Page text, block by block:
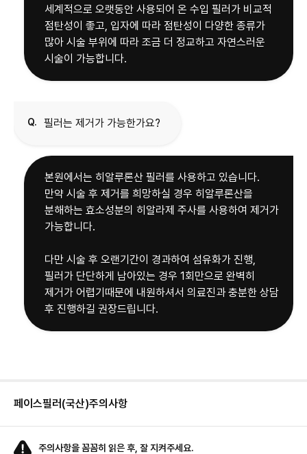
세계적으로 오랫동안 사용되어 온 수입 필러가 비교적
점탄성이 좋고, 입자에 따라 점탄성이 다양한 종류가
많아 시술 부위에 따라 조금 더 정교하고 자연스러운
시술이 가능합니다.
Q. 필러는 제거가 가능한가요?
본원에서는 히알루론산 필러를 사용하고 있습니다.
만약 시술 후 제거를 희망하실 경우 히알루론산을
분해하는 효소성분의 히알라제 주사를 사용하여 제거가
가능합니다.
다만 시술 후 오랜기간이 경과하여 섬유화가 진행,
필러가 단단하게 남아있는 경우 1회만으로 완벽히
제거가 어렵기때문에 내원하셔서 의료진과 충분한 상담
후 진행하길 권장드립니다.
페이스필러(국산)주의사항
주의사항을 꼼꼼히 읽은 후, 잘 지켜주세요.